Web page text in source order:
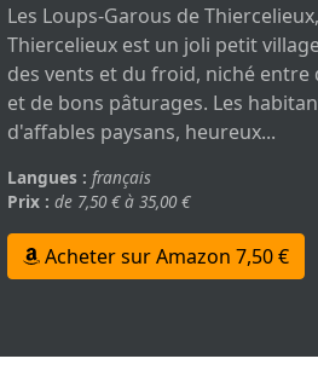
Les Loups-Garous de
Thiercelieux est un joli petit
des vents et du froid, niché
et de bons pâturages. Les
d'affables paysans, heureux...
Langues : français
Prix : de 7,50 € à 35,00 €
Acheter sur Amazon 7,50 €